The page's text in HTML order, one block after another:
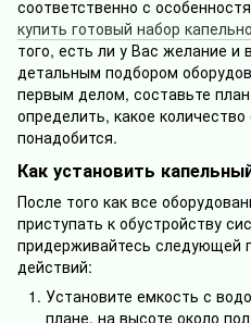
соответственно с
купить готовый набор
того, есть ли у Вас желание и
детальным подбором
первым делом, составьте
определить, какое
понадобится.
Как установить
После того как все
приступать к обустройству
придерживайтесь следующей
действий:
Установите емкость с
плане, на высоте около